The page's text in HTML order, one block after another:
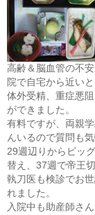
高齢＆脳血管の不
院で自宅から近い
体外受精、重症悪
ができました。
有料ですが、両親
んいるので質問も
29週辺りからビッ
替え、37週で帝王
執刀医も検診でお
れました。
入院中も助産師さ